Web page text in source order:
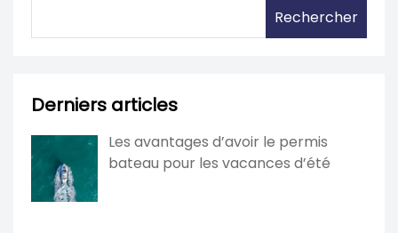
Rechercher
Derniers articles
Les avantages d’avoir le permis
bateau pour les vacances d’été